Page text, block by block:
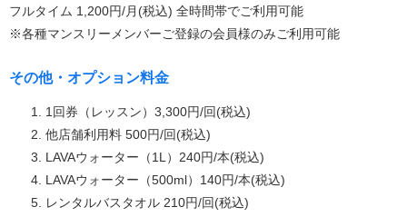
フルタイム 1,200円/月(税込) 全時間帯でご利用可能
※各種マンスリーメンバーご登録の会員様のみご利用可能
その他・オプション料金
1回券（レッスン）3,300円/回(税込)
他店舗利用料 500円/回(税込)
LAVAウォーター（1L）240円/本(税込)
LAVAウォーター（500ml）140円/本(税込)
レンタルバスタオル 210円/回(税込)